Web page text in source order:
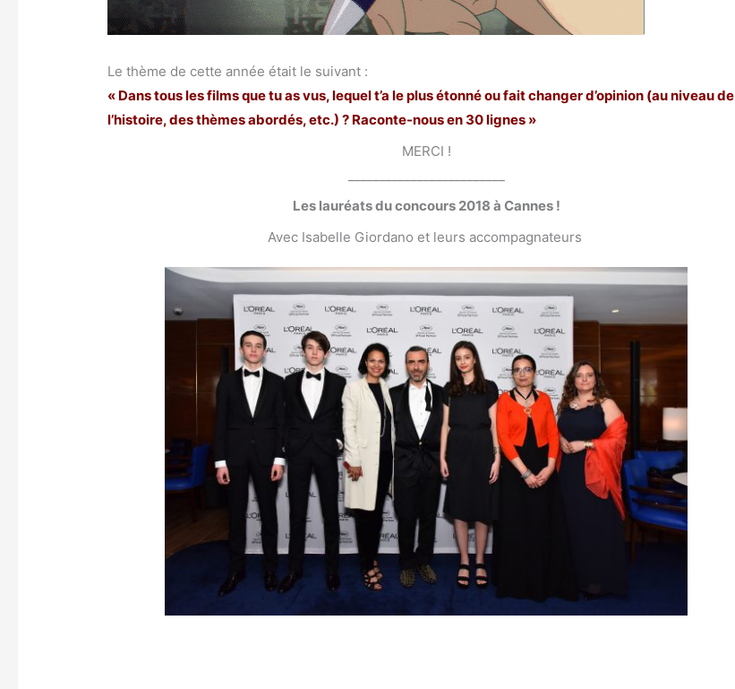
Le thème de cette année était le suivant :
« Dans tous les films que tu as vus, lequel t’a le plus étonné ou fait changer d’opinion (au niveau de
l’histoire, des thèmes abordés, etc.) ? Raconte-nous en 30 lignes »
MERCI !
Les lauréats du concours 2018 à Cannes !
Avec Isabelle Giordano et leurs accompagnateurs